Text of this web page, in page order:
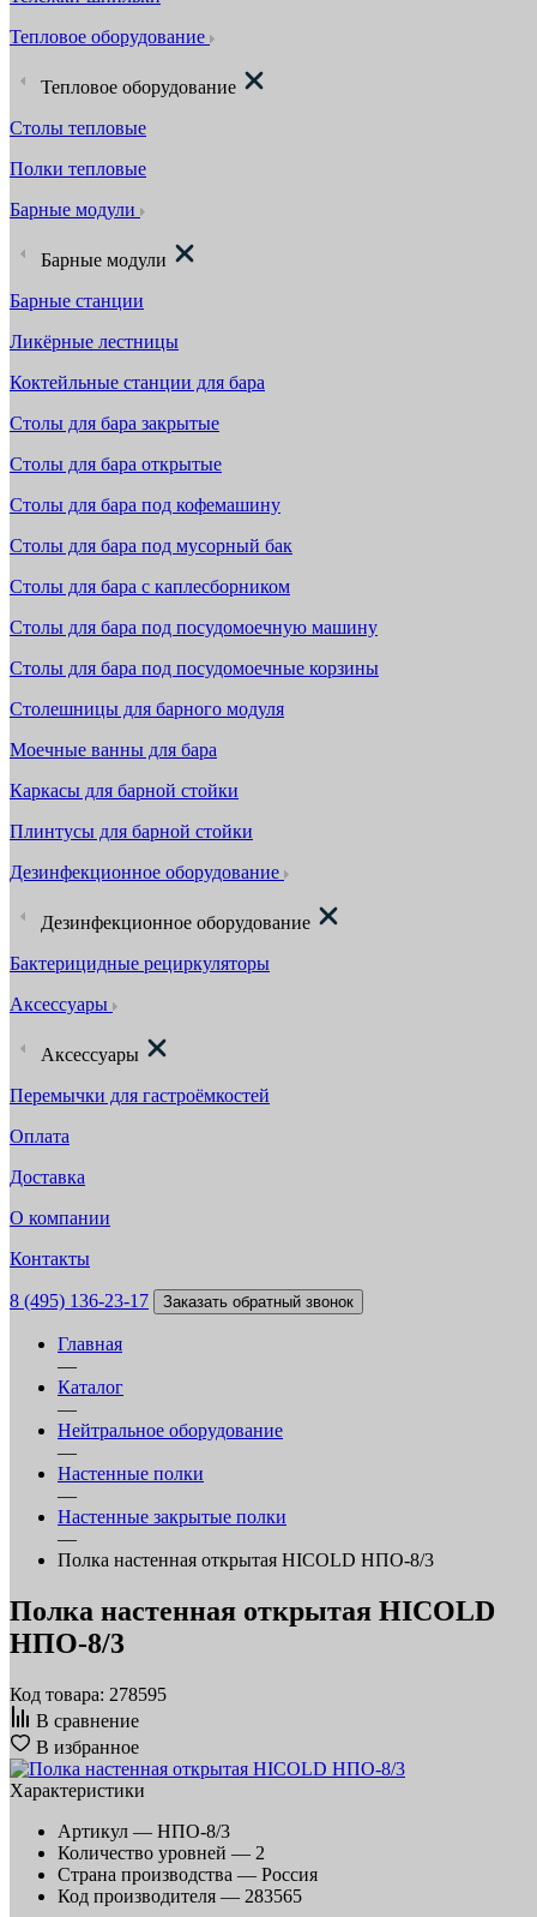
Тепловое оборудование
Тепловое оборудование
Столы тепловые
Полки тепловые
Барные модули
Барные модули
Барные станции
Ликёрные лестницы
Коктейльные станции для бара
Столы для бара закрытые
Столы для бара открытые
Столы для бара под кофемашину
Столы для бара под мусорный бак
Столы для бара с каплесборником
Столы для бара под посудомоечную машину
Столы для бара под посудомоечные корзины
Столешницы для барного модуля
Моечные ванны для бара
Каркасы для барной стойки
Плинтусы для барной стойки
Дезинфекционное оборудование
Дезинфекционное оборудование
Бактерицидные рециркуляторы
Аксессуары
Аксессуары
Перемычки для гастроёмкостей
Оплата
Доставка
О компании
Контакты
8 (495) 136-23-17 Заказать обратный звонок
Главная
—
Каталог
—
Нейтральное оборудование
—
Настенные полки
—
Настенные закрытые полки
—
Полка настенная открытая HICOLD НПО-8/3
Полка настенная открытая HICOLD
НПО-8/3
Код товара: 278595
В сравнение
В избранное
Характеристики
Артикул — НПО-8/3
Количество уровней — 2
Страна производства — Россия
Код производителя — 283565